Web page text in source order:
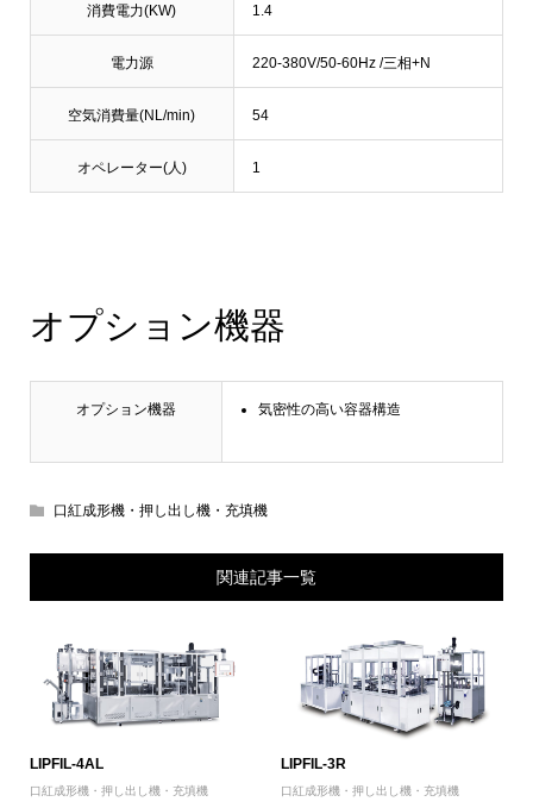
消費電力(KW) 1.4
電力源 220-380V/50-60Hz /三相+N
空気消費量(NL/min) 54
オペレーター(人) 1
オプション機器
オプション機器 気密性の高い容器構造
口紅成形機・押し出し機・充填機
関連記事一覧
LIPFIL-4AL
口紅成形機・押し出し機・充填機
LIPFIL-3R
口紅成形機・押し出し機・充填機